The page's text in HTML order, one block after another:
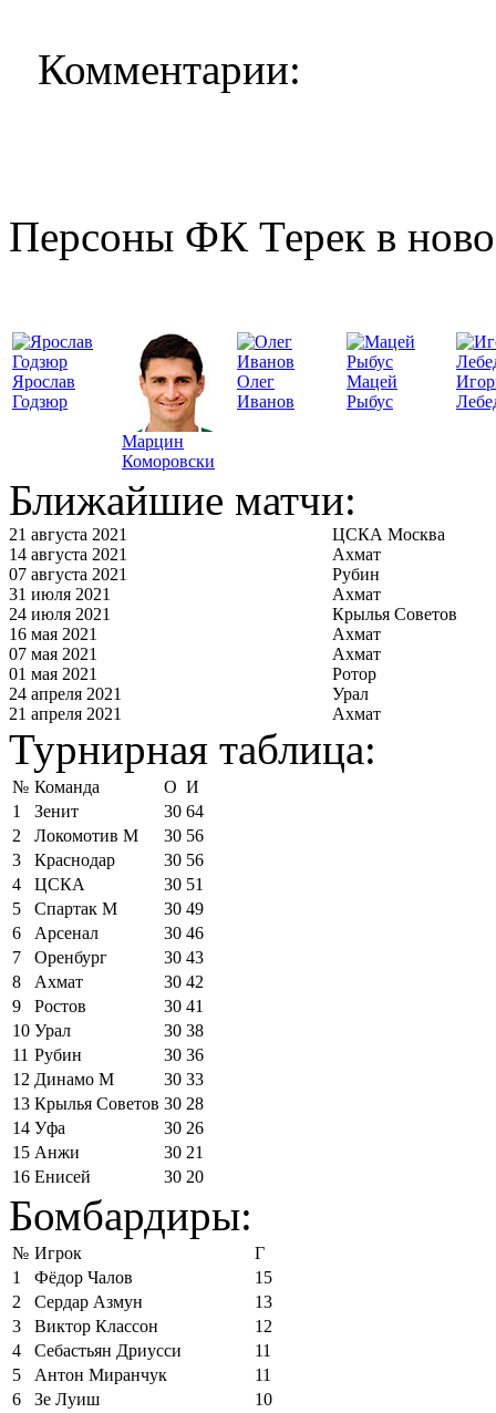
Комментарии:
Персоны ФК Терек в
Ярослав
Годзюр
Марцин
Коморовски
Олег
Иванов
Мацей
Рыбус
Ближайшие матчи:
21 августа 2021
ЦСКА Москва
14 августа 2021
Ахмат
07 августа 2021
Рубин
31 июля 2021
Ахмат
24 июля 2021
Крылья Советов
16 мая 2021
Ахмат
07 мая 2021
Ахмат
01 мая 2021
Ротор
24 апреля 2021
Урал
21 апреля 2021
Ахмат
Турнирная таблица:
№ Команда О И
1
Зенит 30 64
2
Локомотив М 30 56
3
Краснодар 30 56
4
ЦСКА 30 51
5
Спартак М 30 49
6
Арсенал 30 46
7
Оренбург 30 43
8
Ахмат 30 42
9
Ростов 30 41
10 Урал 30 38
11 Рубин 30 36
12 Динамо М 30 33
13 Крылья Советов 30 28
14 Уфа 30 26
15 Анжи 30 21
16 Енисей 30 20
Бомбардиры:
№ Игрок
Г
1
Фёдор Чалов
15
2
Сердар Азмун
13
3
Виктор Классон
12
4
Себастьян Дриусси
11
5
Антон Миранчук
11
6
Зе Луиш
10